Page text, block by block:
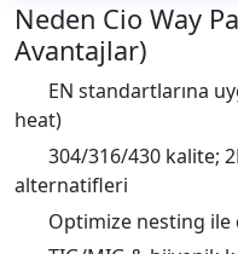
Neden Cio Way
Avantajlar)
EN standartlarına
heat)
304/316/430 kalite;
alternatifleri
Optimize nesting ile